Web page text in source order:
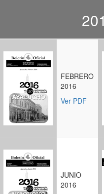
FEBRERO
2016
Ver PDF
JUNIO
2016